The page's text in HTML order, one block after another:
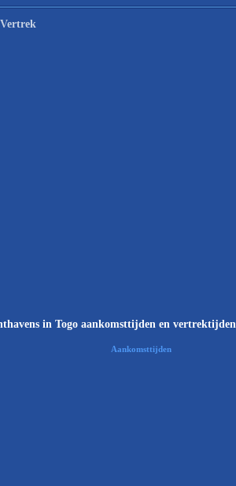
in Togo aankomsttijden en vertrektijden
Aankomsttijden